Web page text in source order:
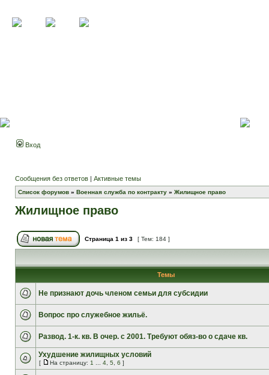
Вход
Сообщения без ответов | Активные темы
Список форумов » Военная служба по контракту » Жилищное право
Жилищное право
Страница 1 из 3 [ Тем: 184 ]
Темы
Не признают дочь членом семьи для субсидии
Вопрос про служебное жильё.
Развод. 1-к. кв. В очер. с 2001. Требуют обяз-во о сдаче кв.
Ухудшение жилищных условий
[ На страницу: 1 4 5 6 ]